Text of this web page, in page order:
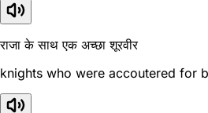
राजा के साथ एक अच्छा शूरवीर
knights who were accoutered for